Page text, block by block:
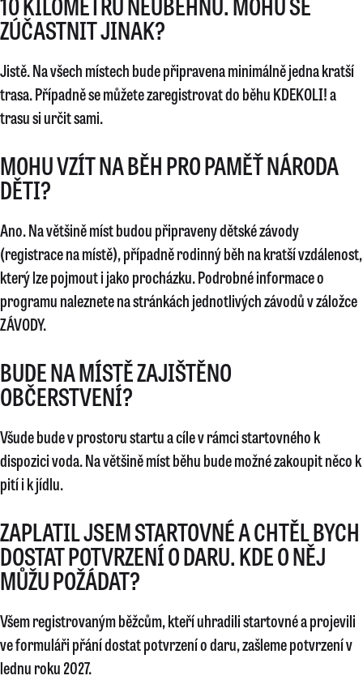
ZÚČASTNIT JINAK?
Jistě. Na všech místech bude připravena minimálně jedna kratší
trasa. Případně se můžete zaregistrovat do běhu KDEKOLI! a
trasu si určit sami.
MOHU VZÍT NA BĚH PRO PAMĚŤ NÁRODA
DĚTI?
Ano. Na většině míst budou připraveny dětské závody
(registrace na místě), případně rodinný běh na kratší vzdálenost,
který lze pojmout i jako procházku. Podrobné informace o
programu naleznete na stránkách jednotlivých závodů v záložce
ZÁVODY.
BUDE NA MÍSTĚ ZAJIŠTĚNO
OBČERSTVENÍ?
Všude bude v prostoru startu a cíle v rámci startovného k
dispozici voda. Na většině míst běhu bude možné zakoupit něco k
pití i k jídlu.
ZAPLATIL JSEM STARTOVNÉ A CHTĚL BYCH
DOSTAT POTVRZENÍ O DARU. KDE O NĚJ
MŮŽU POŽÁDAT?
Všem registrovaným běžcům, kteří uhradili startovné a projevili
ve formuláři přání dostat potvrzení o daru, zašleme potvrzení v
lednu roku 2027.